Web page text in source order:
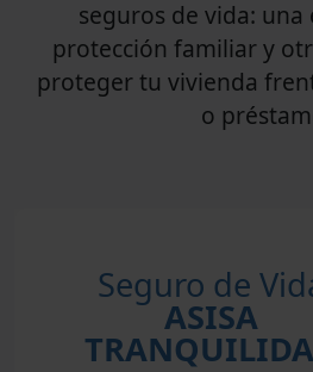
seguros de vida: una
protección familiar y
proteger tu vivienda
o
Seguro de
ASISA